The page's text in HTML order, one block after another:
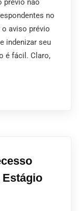
prévio não
no
aviso prévio
indenizar seu
é fácil. Claro,
Estágio